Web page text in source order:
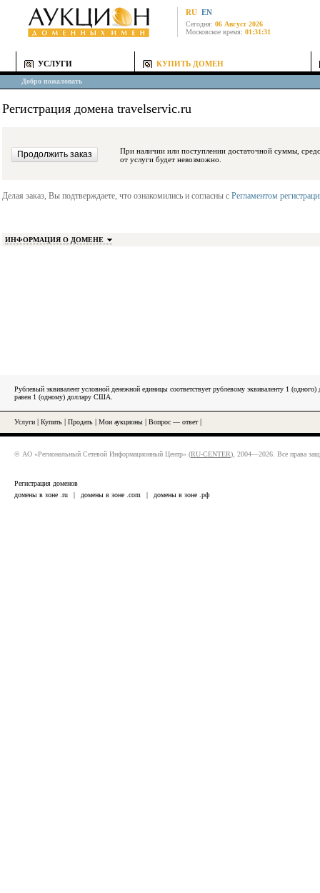
RU EN
Сегодня: 06 Август 2026
Московское время: 01:31:31
УСЛУГИ КУПИТЬ ДОМЕН
Добро пожаловать
Регистрация домена travelservic.ru
При наличии или поступлении достаточной суммы, средства будут
от услуги будет невозможно.
Делая заказ, Вы подтверждаете, что ознакомились и согласны с Регламентом
ИНФОРМАЦИЯ О ДОМЕНЕ
Рублевый эквивалент условной денежной единицы соответствует рублевому эквиваленту 1
равен 1 (одному) доллару США.
Услуги Купить Продать Мои аукционы Вопрос — ответ|
© АО «Региональный Сетевой Информационный Центр» (RU-CENTER), 2004—2026. Все права
Регистрация доменов
домены в зоне .ru
| домены в зоне .com | домены в зоне .рф